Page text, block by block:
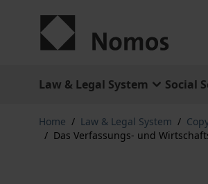
Law & Legal System Social
Home / Law & Legal System /
/ Das Verfassungs- und